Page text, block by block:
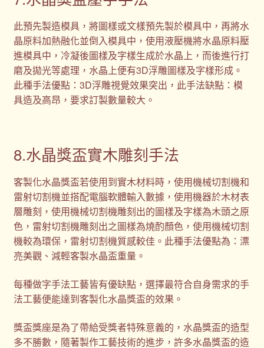
此預先製造模具，將圖樣或文樣預先製於模具中，再將水
晶原料加熱融化並倒入模具中，使用液壓機將水晶原料壓
進模具中，冷凝後圖樣及字樣生成於水晶上，而後進行打
磨及拋光等處理，水晶上便有3D浮雕圖樣及字樣形成。
此種手法優點：3D浮雕視覺效果突出，此手法缺點：模
具造及高昂，要求訂製數量較大。
8.水晶獎盃實木雕刻手法
客製化水晶獎盃若使用到實木材料時，使用機械切割機和
雷射切割機並搭配電腦軟體輸入數據，使用機器於木材表
層雕刻，使用機械切割機雕刻出的圖樣及字樣為木頭之原
色，雷射切割機雕刻出之圖樣為燒酌顏色，使用機械切割
機較為環保，雷射切割機質感較佳。此種手法優點為：漂
亮美觀、減輕客製水晶盃重量。
每種做字手法工藝皆有優缺點，選擇最符合自身需求的手
法工藝便能達到客製化水晶獎盃的效果。
獎盃獎座是為了帶給受獎者特殊意義的，水晶獎盃的造型
多不勝數，隨著製作工藝技術的進步，許多水晶獎盃的造